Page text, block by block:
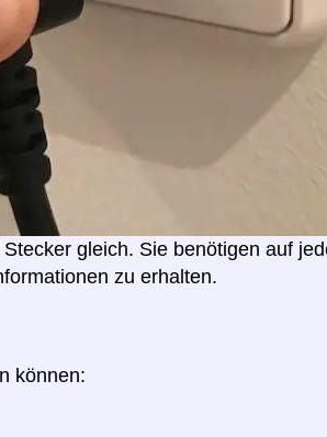
gleich. Sie benötigen auf
zu erhalten.
können: